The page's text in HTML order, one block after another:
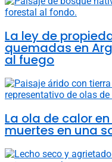
La ley de
quemadas en
al fuego
La ola de calor
muertes en una